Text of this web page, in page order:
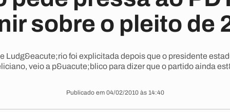
sobre o pleito de
Ludg&eacute;rio foi explicitada depois que o presidente
veio a p&uacute;blico para dizer que o partido ainda
Publicado em 04/02/2010 às 14:40